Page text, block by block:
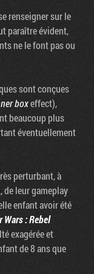
renseigner sur le
paraître évident,
ne le font pas ou
sont conçues
boxeffect),
beaucoup plus
éventuellement
perturbant, à
leur gameplay
enfant avoir été
Wars : Rebel
exagérée et
de 8 ans que